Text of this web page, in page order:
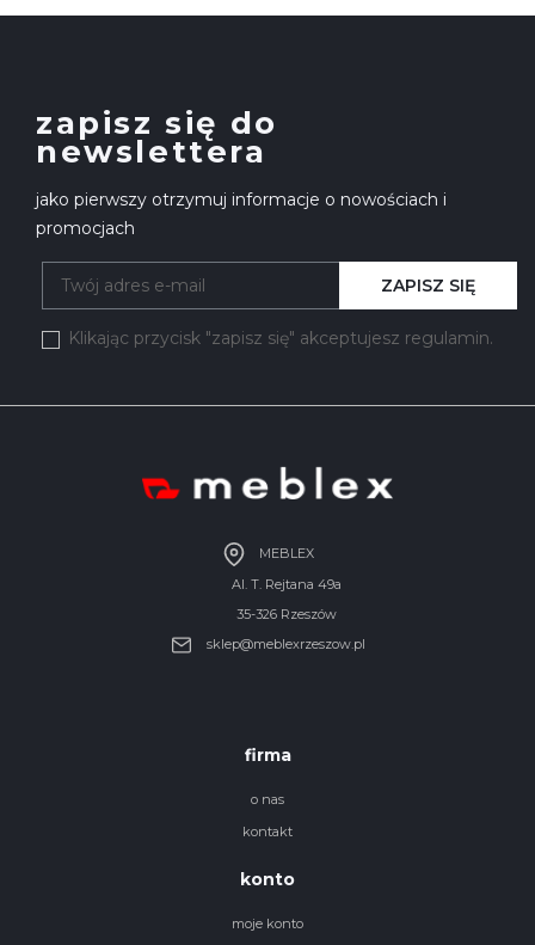
zapisz się do
newslettera
jako pierwszy otrzymuj informacje o nowościach i
promocjach
Klikając przycisk "zapisz się" akceptujesz regulamin.
ZAPISZ SIĘ
MEBLEX
Al. T. Rejtana 49a
35-326 Rzeszów
sklep@meblexrzeszow.pl
firma
o nas
kontakt
konto
moje konto